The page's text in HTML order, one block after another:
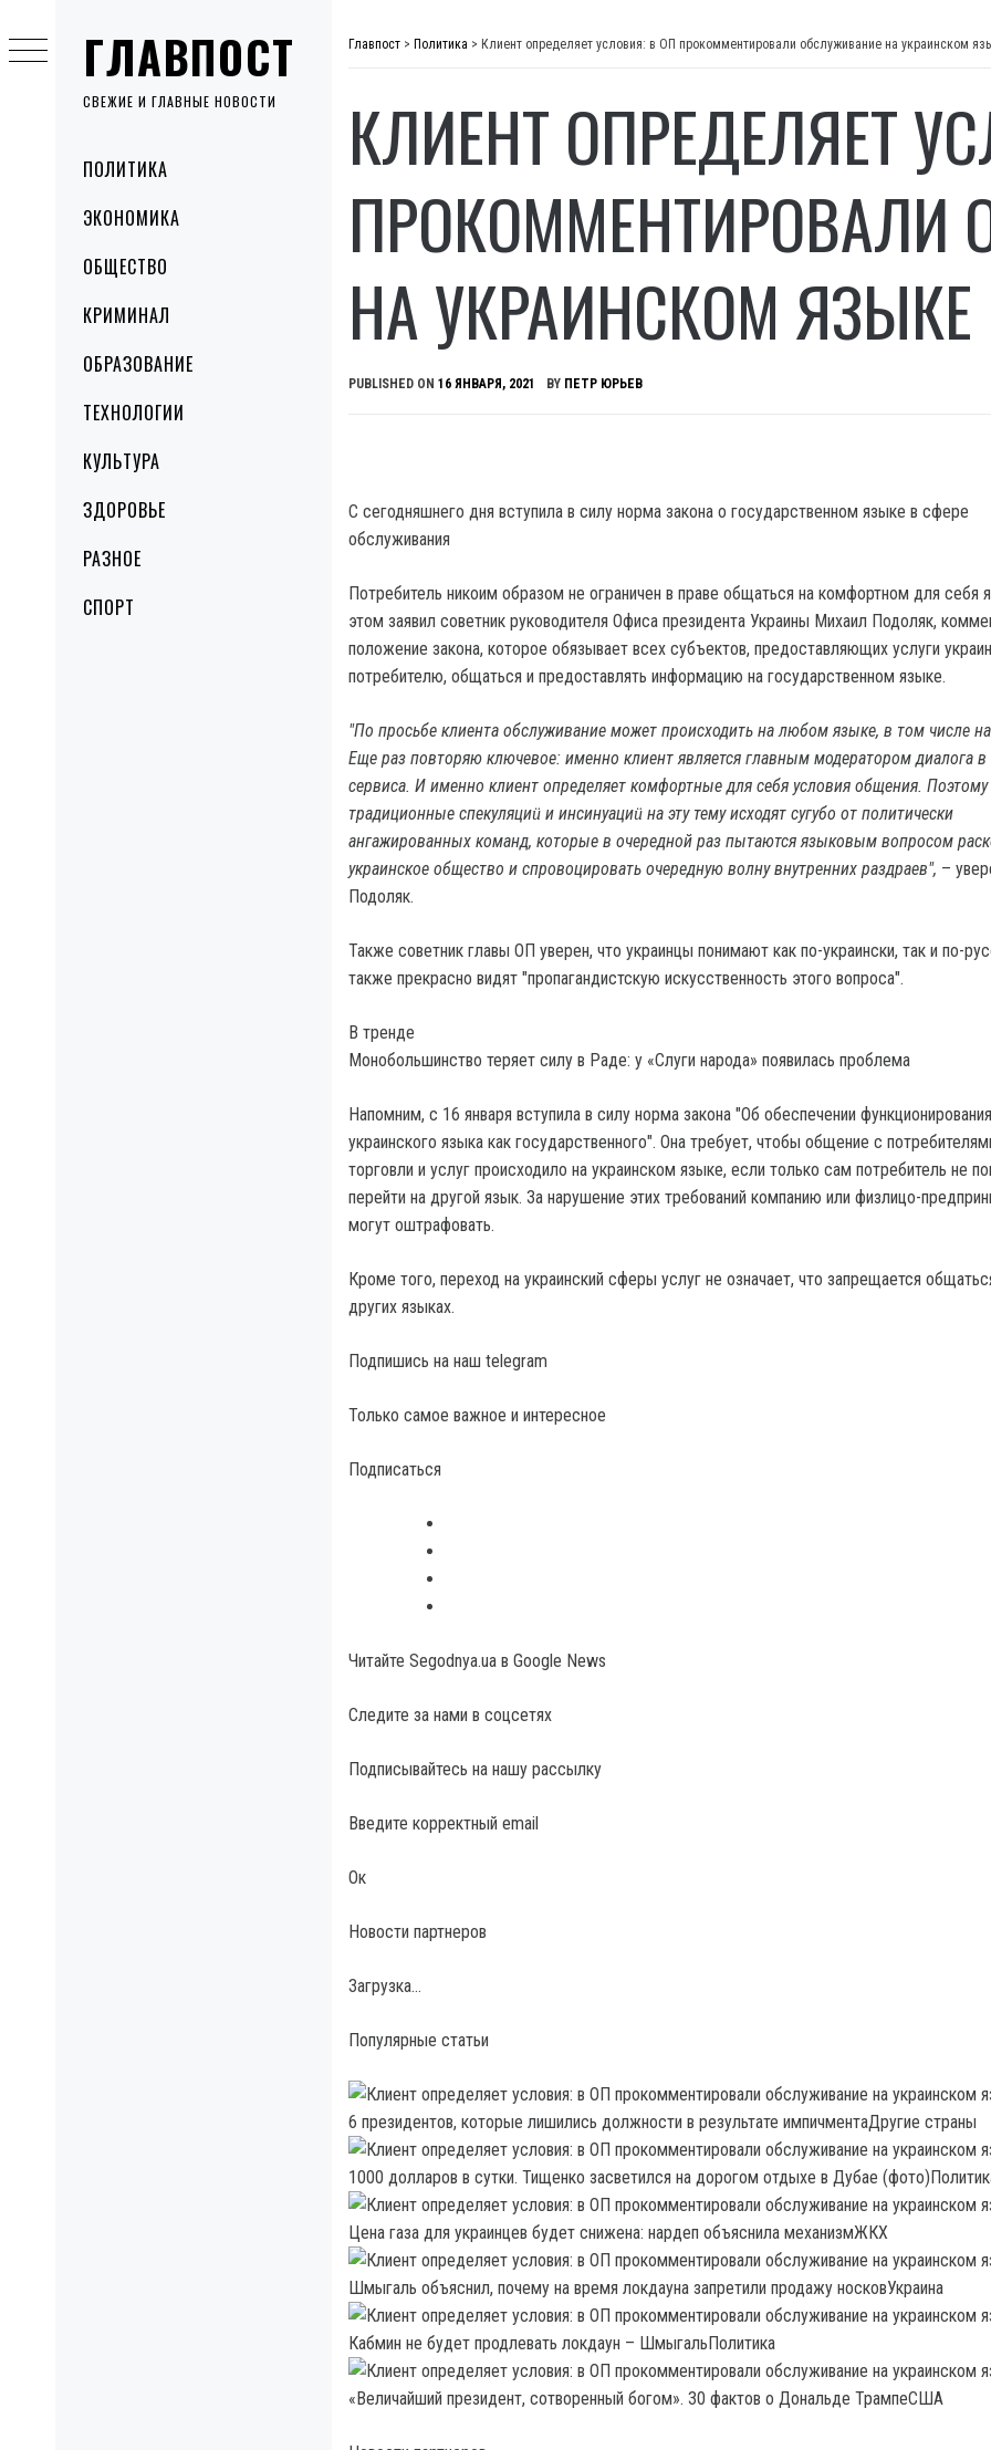
ГЛАВПОСТ
СВЕЖИЕ И ГЛАВНЫЕ НОВОСТИ
MenuПОЛИТИКА
ЭКОНОМИКА
ОБЩЕСТВО
КРИМИНАЛ
ОБРАЗОВАНИЕ
ТЕХНОЛОГИИ
КУЛЬТУРА
ЗДОРОВЬЕ
РАЗНОЕ
СПОРТ
to
content
Главпост > Политика > Клиент определяет условия: в ОП прокомментировали обслуживание на украинском
КЛИЕНТ ОПРЕДЕЛЯЕТ
ПРОКОММЕНТИРОВАЛИ
НА УКРАИНСКОМ ЯЗЫКЕ
PUBLISHED ON 16 ЯНВАРЯ, 2021 BY ПЕТР ЮРЬЕВ
С сегодняшнего дня вступила в силу норма закона о государственном языке в сфере
обслуживания
Потребитель никоим образом не ограничен в праве общаться на комфортном для себя
этом заявил советник руководителя Офиса президента Украины Михаил Подоляк,
положение закона, которое обязывает всех субъектов, предоставляющих услуги
потребителю, общаться и предоставлять информацию на государственном языке.
"По просьбе клиента обслуживание может происходить на любом языке, в том числе
Еще раз повторяю ключевое: именно клиент является главным модератором диалога в
сервиса. И именно клиент определяет комфортные для себя условия общения. Поэтому
традиционные спекуляциӥ и инсинуациӥ на эту тему исходят сугубо от политически
ангажированных команд, которые в очередной раз пытаются языковым вопросом
украинское общество и спровоцировать очередную волну внутренних раздраев", –
Подоляк.
Также советник главы ОП уверен, что украинцы понимают как по-украински, так и по-
также прекрасно видят "пропагандистскую искусственность этого вопроса".
В тренде
Монобольшинство теряет силу в Раде: у «Слуги народа» появилась проблема
Напомним, с 16 января вступила в силу норма закона "Об обеспечении функционирования
украинского языка как государственного". Она требует, чтобы общение с
торговли и услуг происходило на украинском языке, если только сам потребитель не
перейти на другой язык. За нарушение этих требований компанию или физлицо-
могут оштрафовать.
Кроме того, переход на украинский сферы услуг не означает, что запрещается
других языках.
Подпишись на наш telegram
Только самое важное и интересное
Подписаться
Читайте Segodnya.ua в Google News
Следите за нами в соцсетях
Подписывайтесь на нашу рассылку
Введите корректный email
Ок
Новости партнеров
Загрузка…
Популярные статьи
6 президентов, которые лишились должности в результате импичментаДругие страны
1000 долларов в сутки. Тищенко засветился на дорогом отдыхе в Дубае
Цена газа для украинцев будет снижена: нардеп объяснила механизмЖКХ
Шмыгаль объяснил, почему на время локдауна запретили продажу носковУкраина
Кабмин не будет продлевать локдаун – ШмыгальПолитика
«Величайший президент, сотворенный богом». 30 фактов о Дональде ТрампеСША